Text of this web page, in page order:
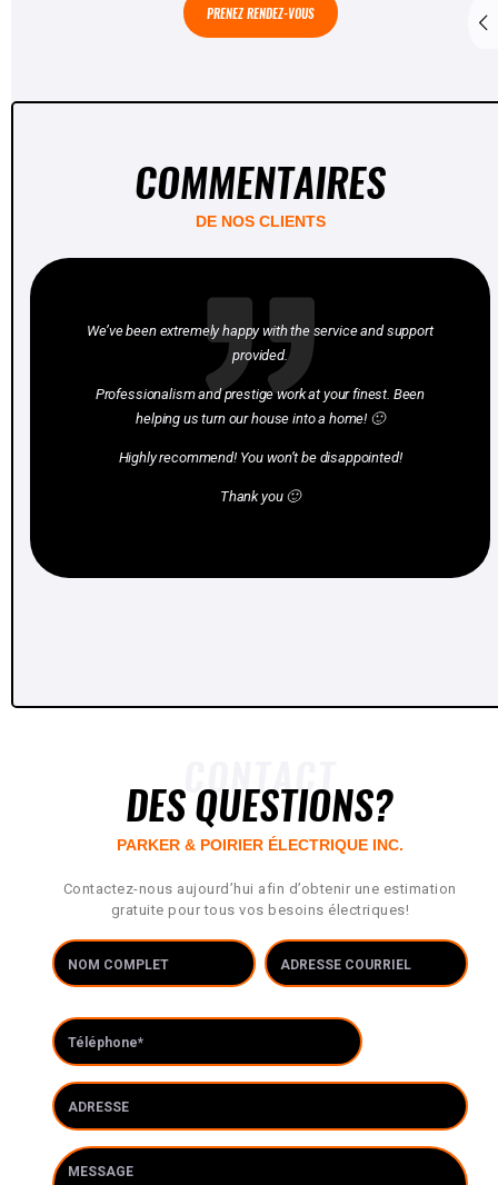
PRENEZ RENDEZ-VOUS
COMMENTAIRES
DE NOS CLIENTS
We’ve been extremely happy with the service and support
provided.
Professionalism and prestige work at your finest. Been
helping us turn our house into a home! 🙂
Highly recommend! You won’t be disappointed!
Thank you 🙂
CONTACT
DES QUESTIONS?
PARKER & POIRIER ÉLECTRIQUE INC.
Contactez-nous aujourd’hui afin d’obtenir une estimation
gratuite pour tous vos besoins électriques!